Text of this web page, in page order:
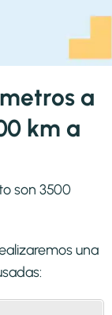
a
km a
una